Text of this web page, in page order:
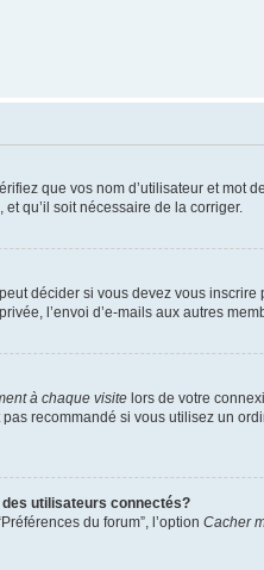
que vos nom d’utilisateur et mot
qu’il soit nécessaire de la corriger.
décider si vous devez vous
l’envoi d’e-mails aux autres
à chaque visite lors de votre
recommandé si vous utilisez un
des utilisateurs connectés?
du forum”, l’option Cacher